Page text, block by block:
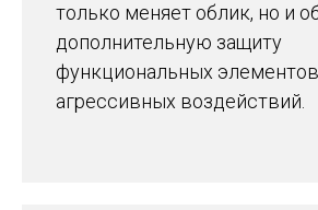
только меняет облик, но и
дополнительную защиту
функциональных
агрессивных воздействий.